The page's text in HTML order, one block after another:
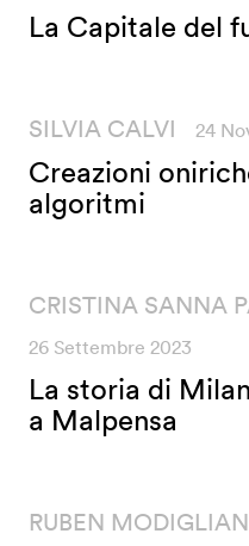
La Capitale del
SILVIA CALVI 24
Creazioni
algoritmi
CRISTINA SANNA
26 Settembre 2023
La storia di
a Malpensa
RUBEN